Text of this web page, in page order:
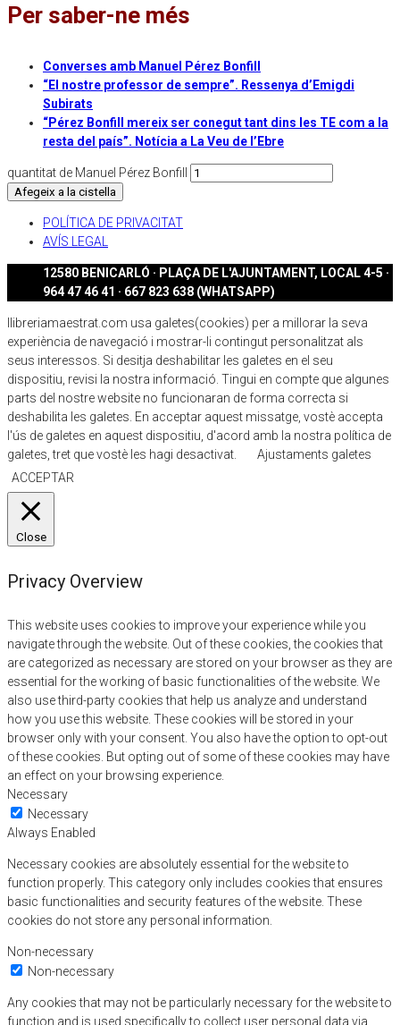
Per saber-ne més
Converses amb Manuel Pérez Bonfill
“El nostre professor de sempre”. Ressenya d’Emigdi
Subirats
“Pérez Bonfill mereix ser conegut tant dins les TE com a la
resta del país”. Notícia a La Veu de l’Ebre
quantitat de Manuel Pérez Bonfill
Afegeix a la cistella
POLÍTICA DE PRIVACITAT
AVÍS LEGAL
12580 BENICARLÓ · PLAÇA DE L'AJUNTAMENT, LOCAL 4-5 ·
964 47 46 41 · 667 823 638 (WHATSAPP)
llibreriamaestrat.com usa galetes(cookies) per a millorar la seva
experiència de navegació i mostrar-li contingut personalitzat als
seus interessos. Si desitja deshabilitar les galetes en el seu
dispositiu, revisi la nostra informació. Tingui en compte que algunes
parts del nostre website no funcionaran de forma correcta si
deshabilita les galetes. En acceptar aquest missatge, vostè accepta
l'ús de galetes en aquest dispositiu, d'acord amb la nostra política de
galetes, tret que vostè les hagi desactivat.
Ajustaments galetes
ACCEPTAR
Close
Privacy Overview
This website uses cookies to improve your experience while you
navigate through the website. Out of these cookies, the cookies that
are categorized as necessary are stored on your browser as they are
essential for the working of basic functionalities of the website. We
also use third-party cookies that help us analyze and understand
how you use this website. These cookies will be stored in your
browser only with your consent. You also have the option to opt-out
of these cookies. But opting out of some of these cookies may have
an effect on your browsing experience.
Necessary
Necessary
Always Enabled
Necessary cookies are absolutely essential for the website to
function properly. This category only includes cookies that ensures
basic functionalities and security features of the website. These
cookies do not store any personal information.
Non-necessary
Non-necessary
Any cookies that may not be particularly necessary for the website to
function and is used specifically to collect user personal data via